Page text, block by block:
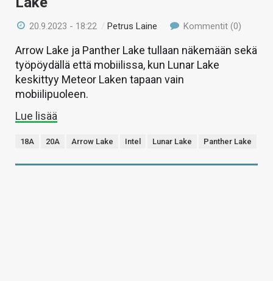
20.9.2023 - 18:22 /Petrus Laine Kommentit (0)
Arrow Lake ja Panther Lake tullaan näkemään sekä
työpöydällä että mobiilissa, kun Lunar Lake
keskittyy Meteor Laken tapaan vain
mobiilipuoleen.
Lue lisää
18A 20A Arrow Lake Intel Lunar Lake Panther Lake